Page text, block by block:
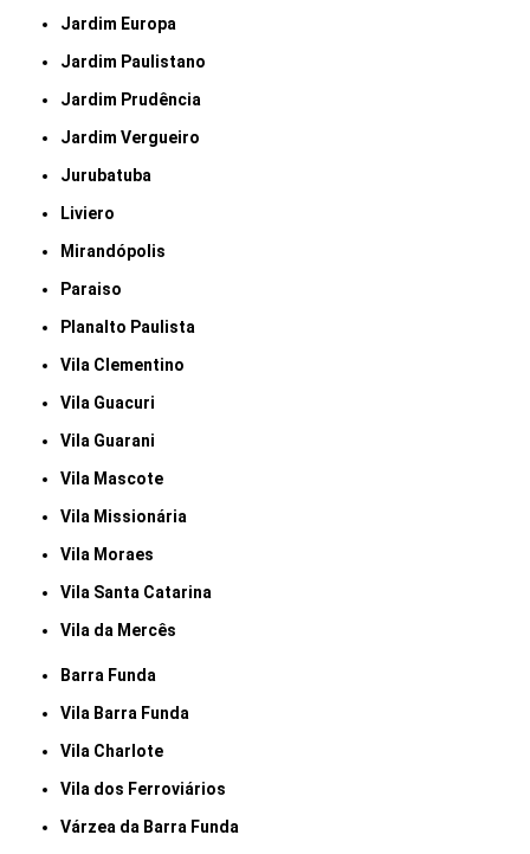
Jardim Europa
Jardim Paulistano
Jardim Prudência
Jardim Vergueiro
Jurubatuba
Liviero
Mirandópolis
Paraiso
Planalto Paulista
Vila Clementino
Vila Guacuri
Vila Guarani
Vila Mascote
Vila Missionária
Vila Moraes
Vila Santa Catarina
Vila da Mercês
Barra Funda
Vila Barra Funda
Vila Charlote
Vila dos Ferroviários
Várzea da Barra Funda